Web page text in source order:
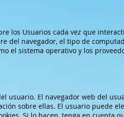
los Usuarios cada vez que
del navegador, el tipo de
el sistema operativo y los
usuario. El navegador web del
sobre ellas. El usuario puede